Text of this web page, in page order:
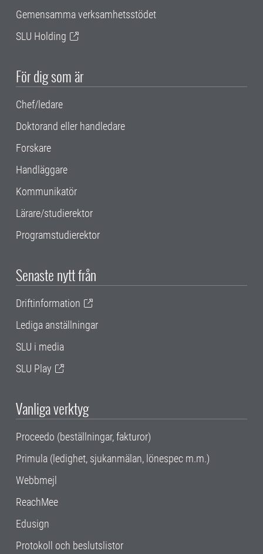
Gemensamma verksamhetsstödet
SLU Holding
För dig som är
Chef/ledare
Doktorand eller handledare
Forskare
Handläggare
Kommunikatör
Lärare/studierektor
Programstudierektor
Senaste nytt från
Driftinformation
Lediga anställningar
SLU i media
SLU Play
Vanliga verktyg
Proceedo (beställningar, fakturor)
Primula (ledighet, sjukanmälan, lönespec m.m.)
Webbmejl
ReachMee
Edusign
Protokoll och beslutslistor